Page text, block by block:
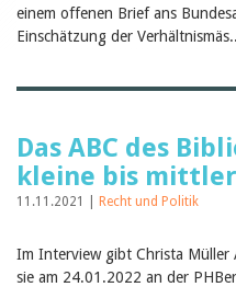
Einmalige Beiträge
Bibliotheksangebote
Unterstützungsbeiträge
Alle Tags
Autoren
Julie Greub
Ursula Strahm
Sandra Dettwyler
einem offenen Brief ans
Einschätzung der
Das ABC des
kleine bis
11.11.2021 | Recht und Politik
Im Interview gibt Christa Müller
sie am 24.01.2022 an der